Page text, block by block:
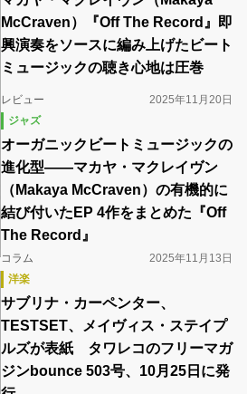
McCraven）『Off The Record』即
興演奏をソースに編み上げたビート
ミュージックの聴き心地は圧巻
レビュー
2025年11月20日
ジャズ
オーガニックビートミュージックの
進化型――マカヤ・マクレイヴン
（Makaya McCraven）の有機的に
結び付いたEP 4作をまとめた『Off
The Record』
コラム
2025年11月13日
洋楽
サブリナ・カーペンター、
TESTSET、メイヴィス・ステイプ
ルズが表紙 タワレコのフリーマガ
ジンbounce 503号、10月25日に発